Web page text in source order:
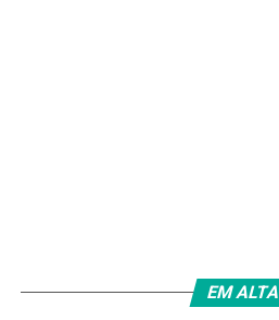
EM ALTA